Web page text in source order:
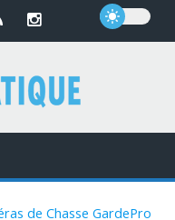
de Chasse GardePro